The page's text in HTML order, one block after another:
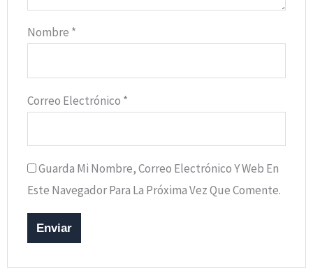
Nombre *
Correo Electrónico *
Guarda Mi Nombre, Correo Electrónico Y Web En
Este Navegador Para La Próxima Vez Que Comente.